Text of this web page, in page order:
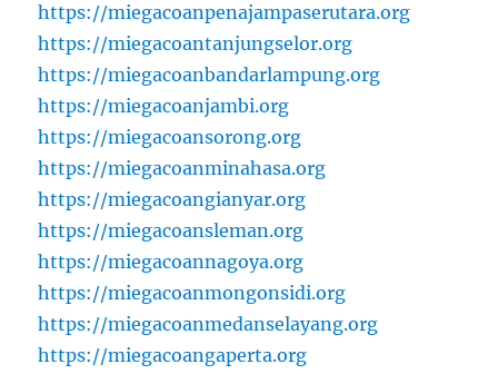
https://miegacoanpenajampaserutara.org
https://miegacoantanjungselor.org
https://miegacoanbandarlampung.org
https://miegacoanjambi.org
https://miegacoansorong.org
https://miegacoanminahasa.org
https://miegacoangianyar.org
https://miegacoansleman.org
https://miegacoannagoya.org
https://miegacoanmongonsidi.org
https://miegacoanmedanselayang.org
https://miegacoangaperta.org